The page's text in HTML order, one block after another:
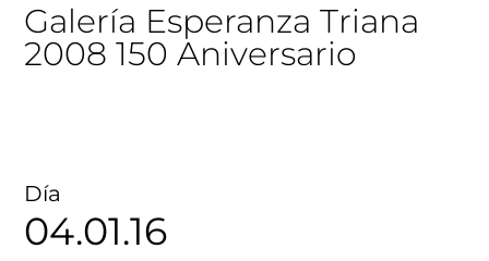
Galería Esperanza Triana
2008 150 Aniversario
Día
04.01.16